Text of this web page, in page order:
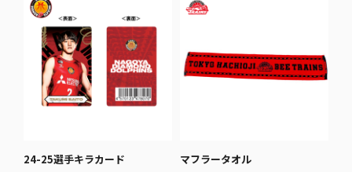
24-25選手キラカード マフラータオル